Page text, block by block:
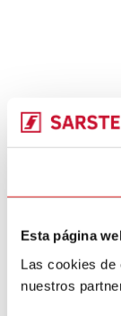
Esta página
Las cookies de
nuestros